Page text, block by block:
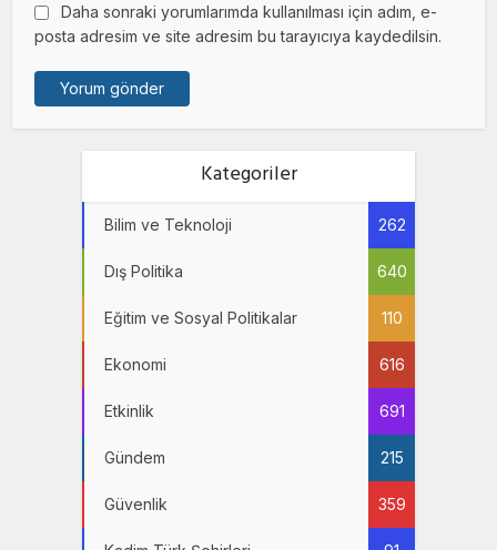
Daha sonraki yorumlarımda kullanılması için adım, e-
posta adresim ve site adresim bu tarayıcıya kaydedilsin.
Kategoriler
Bilim ve Teknoloji 262
Dış Politika 640
Eğitim ve Sosyal Politikalar 110
Ekonomi 616
Etkinlik 691
Gündem 215
Güvenlik 359